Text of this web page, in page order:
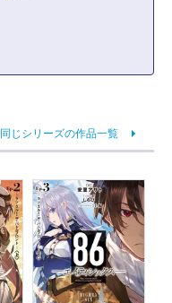
同じシリーズの作品一覧